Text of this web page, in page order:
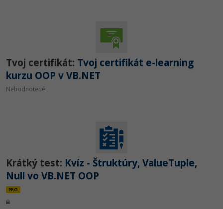
Tvoj certifikát: Tvoj certifikát e-learning
kurzu OOP v VB.NET
Nehodnotené
Krátký test: Kvíz - Štruktúry, ValueTuple,
Null vo VB.NET OOP
PRO